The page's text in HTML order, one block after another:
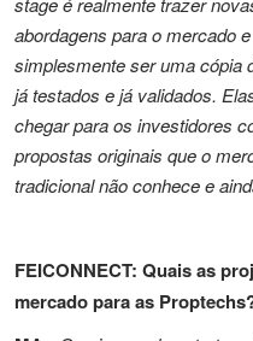
abordagens para o mercado
simplesmente ser uma cópia
já testados e já validados.
chegar para os investidores
propostas originais que o
tradicional não conhece e
FEICONNECT: Quais as
mercado para as